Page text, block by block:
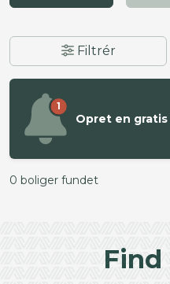
Filtrér
1
Opret en
0 boliger fundet
Find